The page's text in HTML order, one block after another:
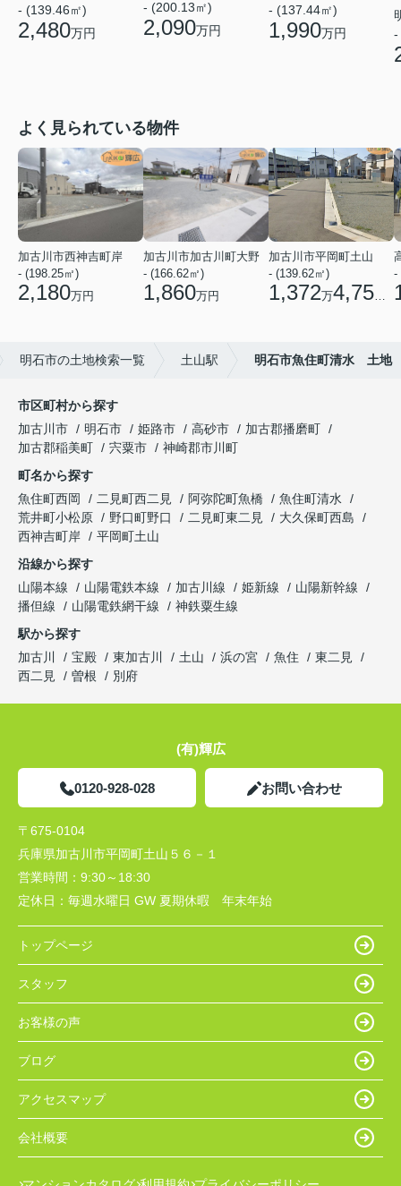
- (139.46㎡)
2,480万円
- (200.13㎡)
2,090万円
- (137.44㎡)
1,990万円
-
よく見られている物件
加古川市西神吉町岸
- (198.25㎡)
2,180万円
加古川市加古川町大野
- (166.62㎡)
1,860万円
加古川市平岡町土山
- (139.62㎡)
1,372万4,750 円
-
明石市の土地検索一覧 土山駅 明石市魚住町清水 土地
市区町村から探す
加古川市
明石市 姫路市 高砂市
加古郡播磨町
加古郡稲美町
宍粟市
神崎郡市川町
町名から探す
魚住町西岡
二見町西二見 阿弥陀町魚橋
魚住町清水
荒井町小松原
野口町野口 二見町東二見
大久保町西島
西神吉町岸
平岡町土山
沿線から探す
山陽本線
山陽電鉄本線 加古川線 姫新線
山陽新幹線
播但線
山陽電鉄網干線
神鉄粟生線
駅から探す
加古川
宝殿 東加古川 土山 浜の宮 魚住
東二見
西二見
曽根 別府
(有)輝広
0120-928-028 お問い合わせ
〒675-0104
兵庫県加古川市平岡町土山５６－１
営業時間： 9:30～18:30
定休日： 毎週水曜日 GW 夏期休暇 年末年始
トップページ
スタッフ
お客様の声
ブログ
アクセスマップ
会社概要